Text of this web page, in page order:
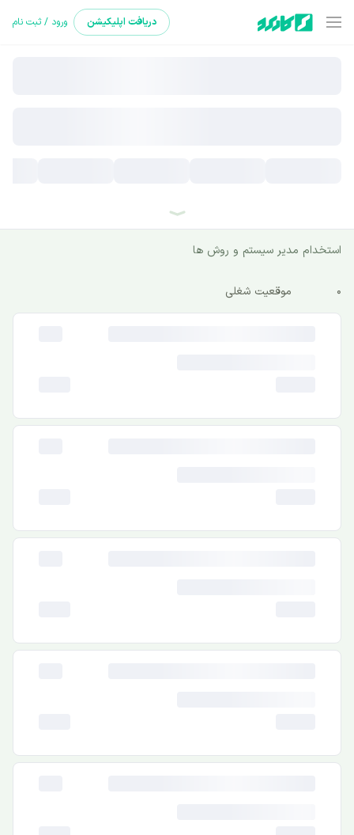
دریافت اپلیکیشن ورود / ثبت نام
استخدام مدیر سیستم و روش ها
0 موقعیت شغلی